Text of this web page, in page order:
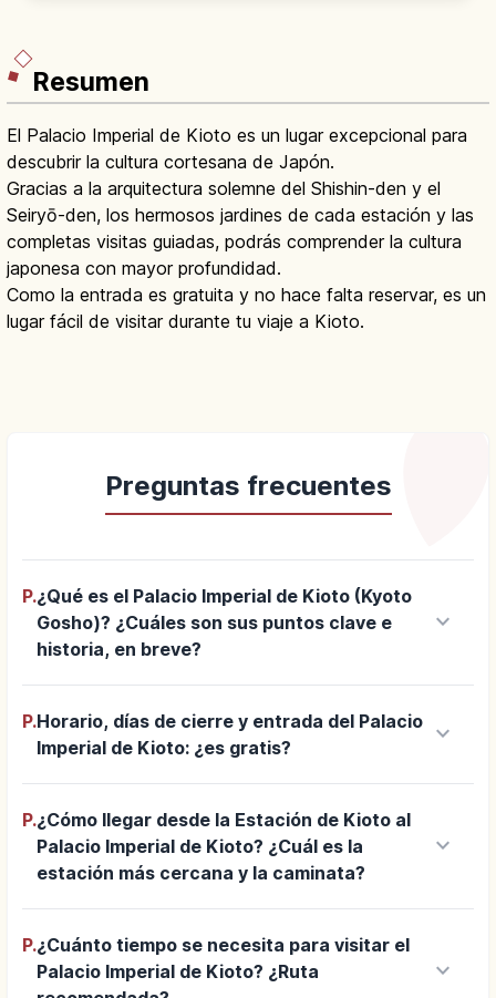
Resumen
El Palacio Imperial de Kioto es un lugar excepcional para
descubrir la cultura cortesana de Japón.
Gracias a la arquitectura solemne del Shishin-den y el
Seiryō-den, los hermosos jardines de cada estación y las
completas visitas guiadas, podrás comprender la cultura
japonesa con mayor profundidad.
Como la entrada es gratuita y no hace falta reservar, es un
lugar fácil de visitar durante tu viaje a Kioto.
Preguntas frecuentes
P.¿Qué es el Palacio Imperial de Kioto (Kyoto
Gosho)? ¿Cuáles son sus puntos clave e
historia, en breve?
keyboard_arrow_down
P.Horario, días de cierre y entrada del Palacio
Imperial de Kioto: ¿es gratis?
keyboard_arrow_down
P.¿Cómo llegar desde la Estación de Kioto al
Palacio Imperial de Kioto? ¿Cuál es la
estación más cercana y la caminata?
keyboard_arrow_down
P.¿Cuánto tiempo se necesita para visitar el
Palacio Imperial de Kioto? ¿Ruta
keyboard_arrow_down